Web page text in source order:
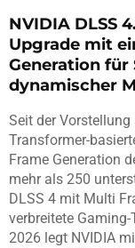
NVIDIA DLSS
Upgrade mit
Generation für
dynamischer
Seit der
Transformer-
Frame Generation
mehr als 250
DLSS 4 mit Multi
verbreitete Gaming-
2026 legt NVIDIA